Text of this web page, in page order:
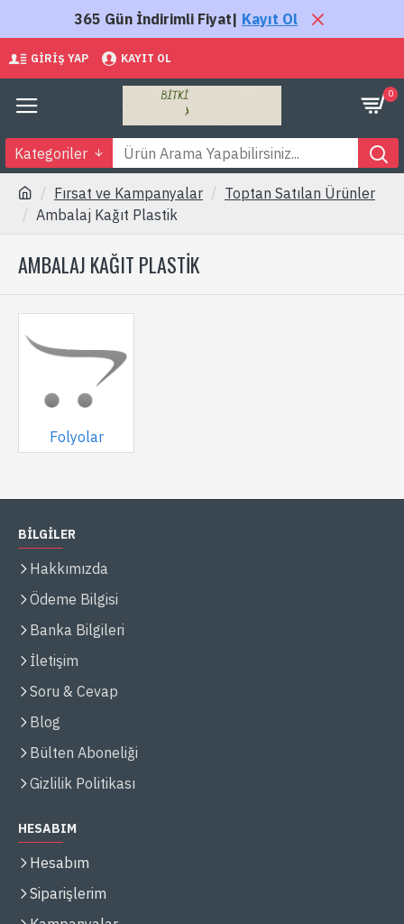
365 Gün İndirimli Fiyat| Kayıt Ol
GIRIŞ YAP KAYIT OL
0
Kategoriler
Fırsat ve Kampanyalar
Toptan Satılan Ürünler
Ambalaj Kağıt Plastik
AMBALAJ KAĞIT PLASTIK
Folyolar
BİLGİLER
Hakkımızda
Ödeme Bilgisi
Banka Bilgileri
İletişim
Soru & Cevap
Blog
Bülten Aboneliği
Gizlilik Politikası
HESABIM
Hesabım
Siparişlerim